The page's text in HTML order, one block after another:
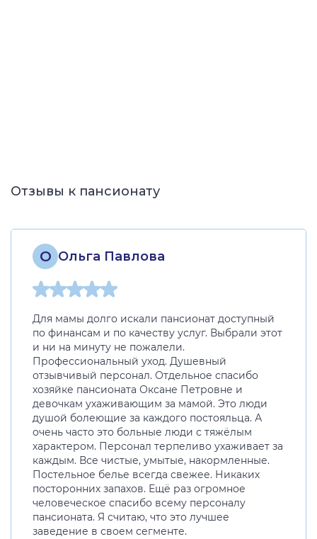
Отзывы к пансионату
О Ольга Павлова
Для мамы долго искали пансионат доступный
по финансам и по качеству услуг. Выбрали этот
и ни на минуту не пожалели.
Профессиональный уход. Душевный
отзывчивый персонал. Отдельное спасибо
хозяйке пансионата Оксане Петровне и
девочкам ухаживающим за мамой. Это люди
душой болеющие за каждого постояльца. А
очень часто это больные люди с тяжёлым
характером. Персонал терпеливо ухаживает за
каждым. Все чистые, умытые, накормленные.
Постельное белье всегда свежее. Никаких
посторонних запахов. Ещё раз огромное
человеческое спасибо всему персоналу
пансионата. Я считаю, что это лучшее
заведение в своем сегменте.